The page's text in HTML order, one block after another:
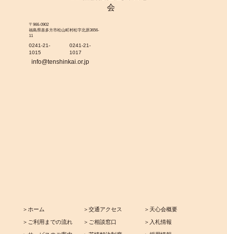
〒966-0902
福島県喜多方市松山町村松字北原3656-
11
0241-21-
1015
0241-21-
1017
info@tenshinkai.or.jp
＞ホーム
＞ご利用までの流れ
＞交通アクセス
＞ご相談窓口
＞天心会概要
＞入札情報